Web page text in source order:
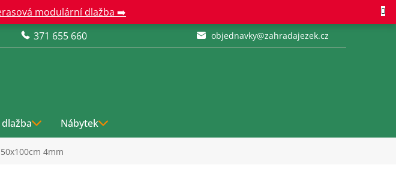
modulární dlažba ➡️
371 655 660
objednavky@zahradajezek.cz
Nábytek
4mm